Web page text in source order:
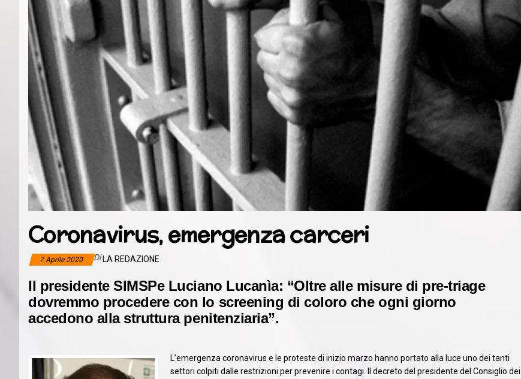
Coronavirus, emergenza carceri
7 Aprile 2020 Di LA REDAZIONE
Il presidente SIMSPe Luciano Lucanìa: “Oltre alle misure di pre-triage
dovremmo procedere con lo screening di coloro che ogni giorno
accedono alla struttura penitenziaria”.
L’emergenza coronavirus e le proteste di inizio marzo hanno portato alla luce uno dei tanti
settori colpiti dalle restrizioni per prevenire i contagi. Il decreto del presidente del Consiglio dei